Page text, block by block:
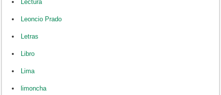
Lectura
Leoncio Prado
Letras
Libro
Lima
limoncha